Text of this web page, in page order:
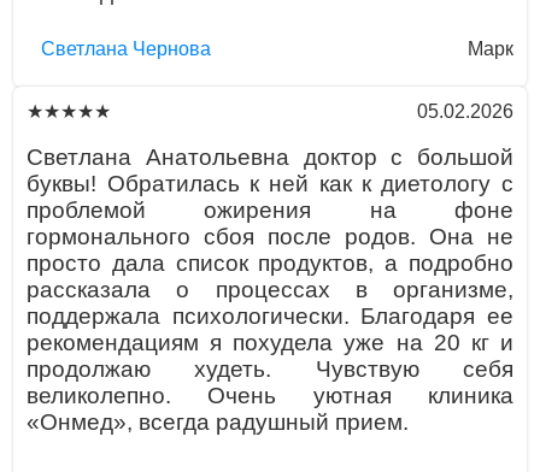
Светлана Чернова Марк
★★★★★ 05.02.2026
Светлана Анатольевна доктор с большой
буквы! Обратилась к ней как к диетологу с
проблемой ожирения на фоне
гормонального сбоя после родов. Она не
просто дала список продуктов, а подробно
рассказала о процессах в организме,
поддержала психологически. Благодаря ее
рекомендациям я похудела уже на 20 кг и
продолжаю худеть. Чувствую себя
великолепно. Очень уютная клиника
«Онмед», всегда радушный прием.